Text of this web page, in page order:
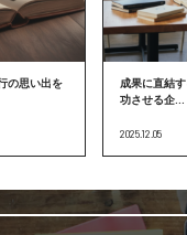
の思い出を
成果に直結
功させる企...
2025.12.05